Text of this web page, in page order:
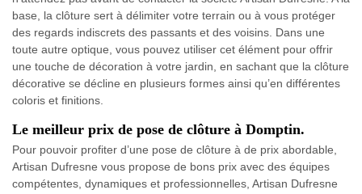
base, la clôture sert à délimiter votre terrain ou à vous protéger
des regards indiscrets des passants et des voisins. Dans une
toute autre optique, vous pouvez utiliser cet élément pour offrir
une touche de décoration à votre jardin, en sachant que la clôture
décorative se décline en plusieurs formes ainsi qu’en différentes
coloris et finitions.
Le meilleur prix de pose de clôture à Domptin.
Pour pouvoir profiter d’une pose de clôture à de prix abordable,
Artisan Dufresne vous propose de bons prix avec des équipes
compétentes, dynamiques et professionnelles, Artisan Dufresne